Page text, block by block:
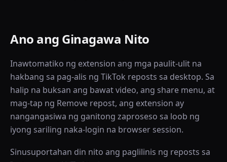
Ano ang Ginagawa Nito
Inawtomatiko ng extension ang mga paulit-ulit na
hakbang sa pag-alis ng TikTok reposts sa desktop. Sa
halip na buksan ang bawat video, ang share menu, at
mag-tap ng Remove repost, ang extension ay
nangangasiwa ng ganitong zaproseso sa loob ng
iyong sariling naka-login na browser session.
Sinusuportahan din nito ang paglilinis ng reposts sa